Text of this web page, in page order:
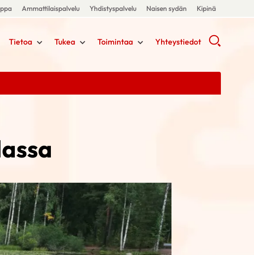
Ammattilaispalvelu Yhdistyspalvelu Naisen sydän Kipinä
Tietoa Tukea Toimintaa Yhteystiedot